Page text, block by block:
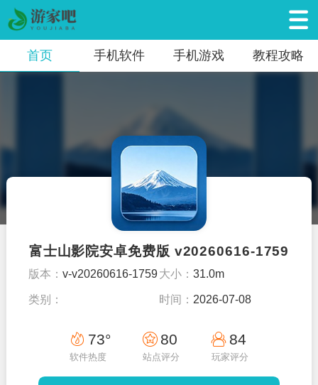
首页 手机软件 手机游戏 教程攻略
富士山影院安卓免费版 v20260616-1759
版本：v-v20260616-1759大小： 31.0m
类别： 时间： 2026-07-08
73°
软件热度
80
站点评分
84
玩家评分